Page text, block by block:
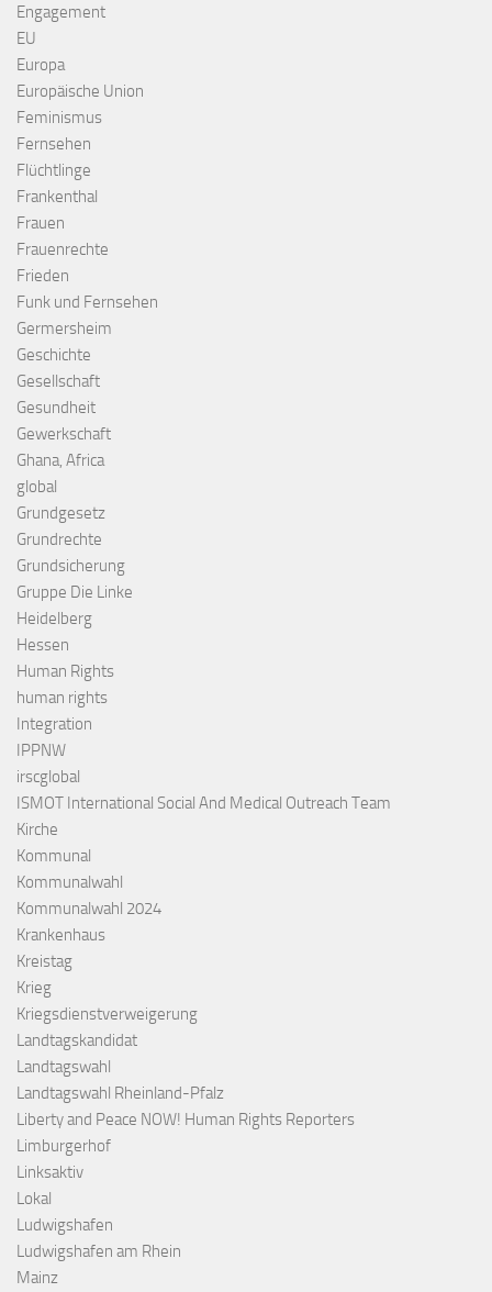
Engagement
EU
Europa
Europäische Union
Feminismus
Fernsehen
Flüchtlinge
Frankenthal
Frauen
Frauenrechte
Frieden
Funk und Fernsehen
Germersheim
Geschichte
Gesellschaft
Gesundheit
Gewerkschaft
Ghana, Africa
global
Grundgesetz
Grundrechte
Grundsicherung
Gruppe Die Linke
Heidelberg
Hessen
Human Rights
human rights
Integration
IPPNW
irscglobal
ISMOT International Social And Medical Outreach Team
Kirche
Kommunal
Kommunalwahl
Kommunalwahl 2024
Krankenhaus
Kreistag
Krieg
Kriegsdienstverweigerung
Landtagskandidat
Landtagswahl
Landtagswahl Rheinland-Pfalz
Liberty and Peace NOW! Human Rights Reporters
Limburgerhof
Linksaktiv
Lokal
Ludwigshafen
Ludwigshafen am Rhein
Mainz